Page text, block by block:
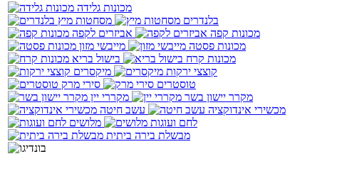
מכונות גלידה
בלנדרים
מסחטות מיץ
מכונות קפה
אביזרים לקפה
מכונות פסטה
מייבשי מזון
מכונות קרח
בישול בריא
קוצצי ירקות
מיקסרים
טוסטרים
סירי מרק
מקרר יישון בשר
מקררי יין
מכשירי אינדוקציה
עשב חיטה
לחם ועוגות
מלושים
מבשלת בירה ביתית